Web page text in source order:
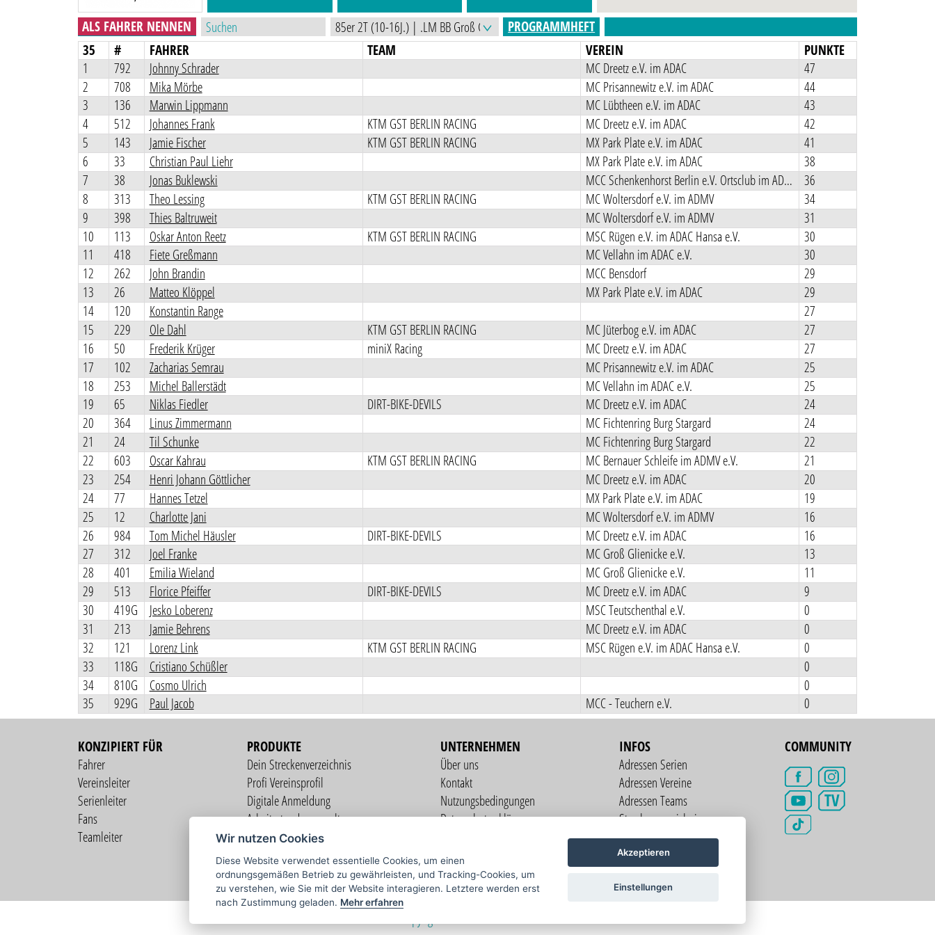
ALS FAHRER NENNEN
PROGRAMMHEFT
35
# FAHRER TEAM VEREIN
PUNKTE
1
792 Johnny Schrader MC Dreetz e.V. im ADAC
47
2
708 Mika Mörbe MC Prisannewitz e.V. im ADAC
44
3
136 Marwin Lippmann MC Lübtheen e.V. im ADAC
43
4
512 Johannes Frank KTM GST BERLIN RACING MC Dreetz e.V. im ADAC
42
5
143 Jamie Fischer KTM GST BERLIN RACING MX Park Plate e.V. im ADAC
41
6
33 Christian Paul Liehr MX Park Plate e.V. im ADAC
38
7
38 Jonas Buklewski MCC Schenkenhorst Berlin e.V. Ortsclub im ADAC
36
8
313 Theo Lessing KTM GST BERLIN RACING MC Woltersdorf e.V. im ADMV
34
9
398 Thies Baltruweit MC Woltersdorf e.V. im ADMV
31
10
113 Oskar Anton Reetz KTM GST BERLIN RACING MSC Rügen e.V. im ADAC Hansa e.V.
30
11
418 Fiete Greßmann MC Vellahn im ADAC e.V.
30
12
262 John Brandin MCC Bensdorf
29
13
26 Matteo Klöppel MX Park Plate e.V. im ADAC
29
14
120 Konstantin Range
27
15
229 Ole Dahl KTM GST BERLIN RACING MC Jüterbog e.V. im ADAC
27
16
50 Frederik Krüger miniX Racing MC Dreetz e.V. im ADAC
27
17
102 Zacharias Semrau MC Prisannewitz e.V. im ADAC
25
18
253 Michel Ballerstädt MC Vellahn im ADAC e.V.
25
19
65 Niklas Fiedler DIRT-BIKE-DEVILS MC Dreetz e.V. im ADAC
24
20
364 Linus Zimmermann MC Fichtenring Burg Stargard
24
21
24 Til Schunke MC Fichtenring Burg Stargard
22
22
603 Oscar Kahrau KTM GST BERLIN RACING MC Bernauer Schleife im ADMV e.V.
21
23
254 Henri Johann Göttlicher MC Dreetz e.V. im ADAC
20
24
77 Hannes Tetzel MX Park Plate e.V. im ADAC
19
25
12 Charlotte Jani MC Woltersdorf e.V. im ADMV
16
26
984 Tom Michel Häusler DIRT-BIKE-DEVILS MC Dreetz e.V. im ADAC
16
27
312 Joel Franke MC Groß Glienicke e.V.
13
28
401 Emilia Wieland MC Groß Glienicke e.V.
11
29
513 Florice Pfeiffer DIRT-BIKE-DEVILS MC Dreetz e.V. im ADAC
9
30
419G Jesko Loberenz MSC Teutschenthal e.V.
0
31
213 Jamie Behrens MC Dreetz e.V. im ADAC
0
32
121 Lorenz Link KTM GST BERLIN RACING MSC Rügen e.V. im ADAC Hansa e.V.
0
33
118G Cristiano Schüßler
0
34
810G Cosmo Ulrich
0
35
929G Paul Jacob MCC - Teuchern e.V. 0
KONZIPIERT FÜR
Fahrer
Vereinsleiter
Serienleiter
Fans
Teamleiter
PRODUKTE
Dein Streckenverzeichnis
Profi Vereinsprofil
Digitale Anmeldung
Arbeitsstundenverwaltung
Mitgliederverwaltung
Live Übertragung
Profi Fahrerprofil
UNTERNEHMEN
Über uns
Kontakt
Nutzungsbedingungen
Datenschutzerklärung
INFOS
Adressen Serien
Adressen Vereine
Adressen Teams
Streckenverzeichnis
COMMUNITY
TV
Wir nutzen Cookies
Diese Website verwendet essentielle Cookies, um einen
ordnungsgemäßen Betrieb zu gewährleisten, und Tracking-Cookies, um
zu verstehen, wie Sie mit der Website interagieren. Letztere werden erst
nach Zustimmung geladen. Mehr erfahren
Akzeptieren
Einstellungen